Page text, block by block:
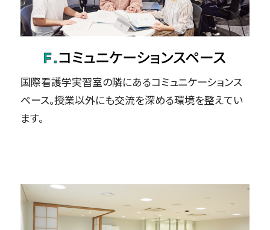
国際看護学実習室の隣にあるコミュニケーションス
ペース。授業以外にも交流を深める環境を整えてい
ます。